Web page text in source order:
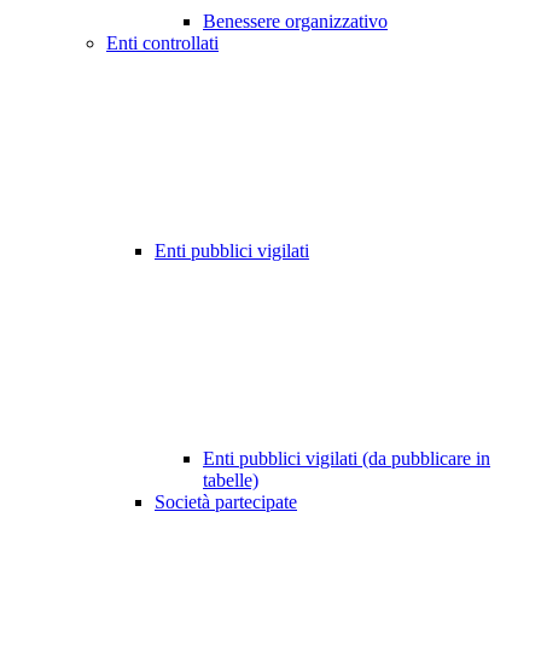
Benessere organizzativo
Enti controllati
Enti pubblici vigilati
Enti pubblici vigilati (da pubblicare in
tabelle)
Società partecipate